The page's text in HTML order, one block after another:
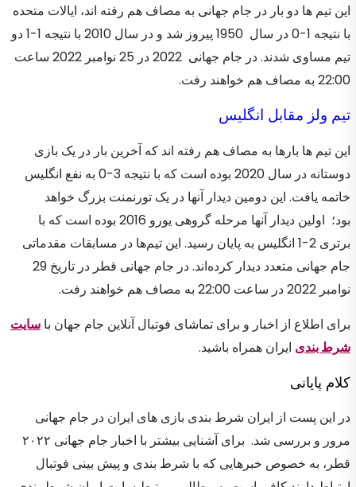
این تیم ها دو بار در جام جهانی به مصاف هم رفته اند، ایالات متحده
با نتیجه 1-0 در سال 1950 پیروز شد و در سال 2010 با نتیجه 1-1 دو
تیم مساوی شدند. در جام جهانی 2022 در 25 نوامبر 2022 ساعت
22:00 به مصاف هم خواهند رفت.
تیم ولز مقابل انگلیس
این تیم ها بارها به مصاف هم رفته اند که آخرین بار در یک بازی
دوستانه در سال 2020 بوده است که با نتیجه 3-0 به نفع انگلیس
خاتمه یافت. این دومین دیدار آنها در یک تورنمنت بزرگ خواهد
بود؛ اولین دیدار آنها مرحله گروهی یورو 2016 بوده است که با
برتری 2-1 انگلیس به پایان رسید. این تیم‌ها در مسابقات مقدماتی
جام جهانی متعدد دیدار کرده‌اند. در جام جهانی قطر در تاریخ 29
نوامبر 2022 در ساعت 22:00 به مصاف هم خواهند رفت.
برای اطلاع از اخبار و برای تماشای فوتبال آنلاین جام جهان با سایت
شرط بندی ایران همراه باشید.
کلام پایانی
در این پست از ایران شرط بندی بازی های ایران در جام جهانی
مرور و بررسی شد. برای آشنایی بیشتر با اخبار جام جهانی ۲۰۲۲
قطر، به خصوص خبرهایی که با شرط بندی و پیش بینی فوتبال